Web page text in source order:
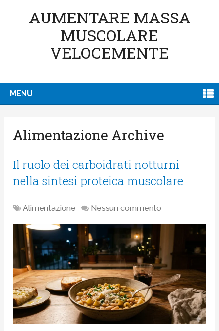
AUMENTARE MASSA
MUSCOLARE
VELOCEMENTE
MENU
Alimentazione Archive
Il ruolo dei carboidrati notturni
nella sintesi proteica muscolare
Alimentazione Nessun commento